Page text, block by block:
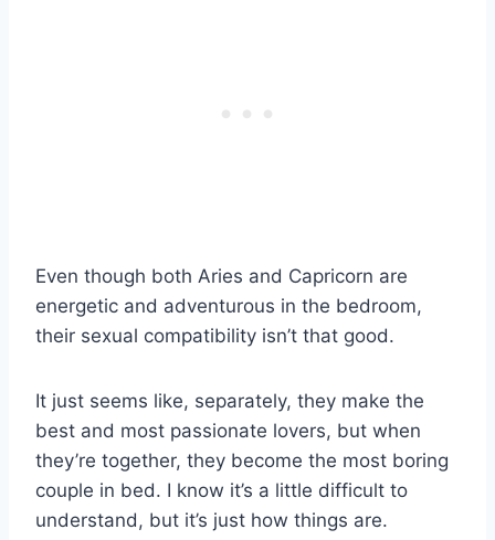
Even though both Aries and Capricorn are
energetic and adventurous in the bedroom,
their sexual compatibility isn’t that good.
It just seems like, separately, they make the
best and most passionate lovers, but when
they’re together, they become the most boring
couple in bed. I know it’s a little difficult to
understand, but it’s just how things are.